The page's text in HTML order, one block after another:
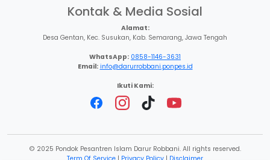
Kontak & Media Sosial
Alamat:
Desa Gentan, Kec. Susukan, Kab. Semarang, Jawa Tengah
WhatsApp: 0858-1146-3631
Email: info@darurrobbani.ponpes.id
Ikuti Kami:
© 2025 Pondok Pesantren Islam Darur Robbani. All rights reserved.